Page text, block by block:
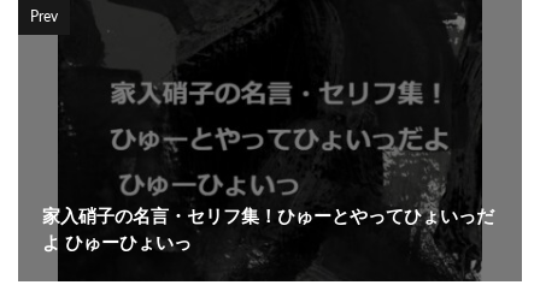
Prev
家入硝子の名言・セリフ集！ひゅーとやってひょいっだ
よ ひゅーひょいっ